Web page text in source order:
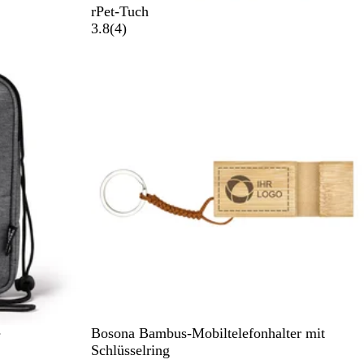
W
e
rPet-Tuch
3.8(44
n
)
H
o
Bosona Bambus-Mobiltelefonhalter mit
Schlüsselring